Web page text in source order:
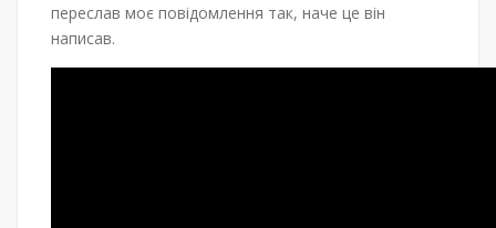
переслав моє повідомлення так, наче це він
написав.